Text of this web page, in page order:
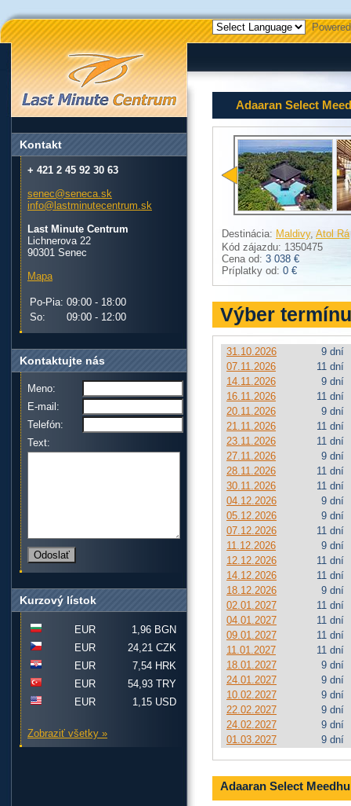
Adaaran Select
Destinácia: Maldivy, Atol Rá
Kód zájazdu: 1350475
Cena od: 3 038 €
Príplatky od: 0 €
Výber termínu
31.10.2026
9 dní
07.11.2026
11 dní
14.11.2026
9 dní
16.11.2026
11 dní
20.11.2026
9 dní
21.11.2026
11 dní
23.11.2026
11 dní
27.11.2026
9 dní
28.11.2026
11 dní
30.11.2026
11 dní
04.12.2026
9 dní
05.12.2026
9 dní
07.12.2026
11 dní
11.12.2026
9 dní
12.12.2026
11 dní
14.12.2026
11 dní
18.12.2026
9 dní
02.01.2027
11 dní
04.01.2027
11 dní
09.01.2027
11 dní
11.01.2027
11 dní
18.01.2027
9 dní
24.01.2027
9 dní
10.02.2027
9 dní
22.02.2027
9 dní
24.02.2027
9 dní
01.03.2027
9 dní
Adaaran Select
Kontakt
+ 421 2 45 92 30 63
senec@seneca.sk
info@lastminutecentrum.sk
Last Minute Centrum
Lichnerova 22
90301 Senec
Mapa
Po-Pia: 09:00 - 18:00
So:
09:00 - 12:00
Kontaktujte nás
Meno:
E-mail:
Telefón:
Text:
Kurzový lístok
EUR
1,96 BGN
EUR
24,21 CZK
EUR
7,54 HRK
EUR
54,93 TRY
EUR
1,15 USD
Zobraziť všetky »